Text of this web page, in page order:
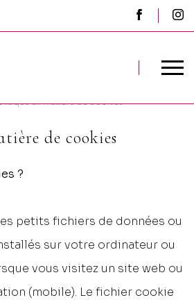
en matière de cookies
de cookies
?
petits fichiers de données ou
sur votre ordinateur ou
vous visitez un site web ou
(mobile). Le fichier cookie